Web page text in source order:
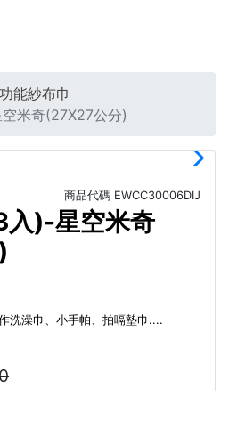
能紗布巾
米奇(27X27公分)
商品代碼 EWCC30006DIJ
入)-星空米奇
洗澡巾、小手帕、拍嗝墊巾....